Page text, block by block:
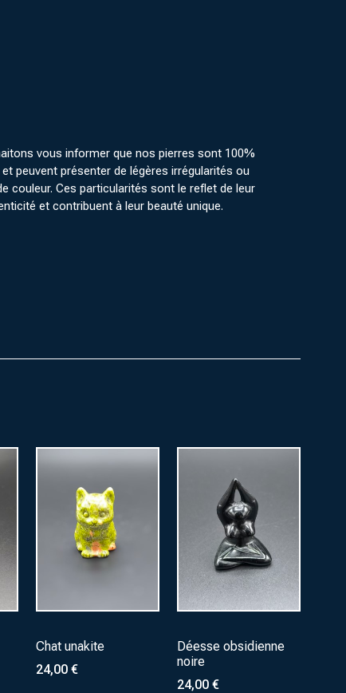
vous informer que nos pierres sont 100%
peuvent présenter de légères irrégularités ou
couleur. Ces particularités sont le reflet de leur
et contribuent à leur beauté unique.
Chat unakite
24,00€
Déesse obsidienne
noire
24,00€